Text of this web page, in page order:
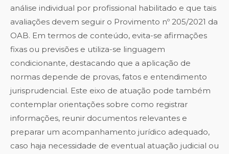
análise individual por profissional habilitado e que tais
avaliações devem seguir o Provimento nº 205/2021 da
OAB. Em termos de conteúdo, evita-se afirmações
fixas ou previsões e utiliza-se linguagem
condicionante, destacando que a aplicação de
normas depende de provas, fatos e entendimento
jurisprudencial. Este eixo de atuação pode também
contemplar orientações sobre como registrar
informações, reunir documentos relevantes e
preparar um acompanhamento jurídico adequado,
caso haja necessidade de eventual atuação judicial ou